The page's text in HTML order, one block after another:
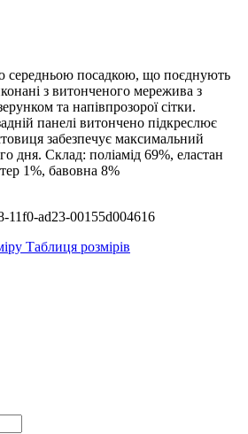
середньою посадкою, що поєднують
з витонченого мережива з
та напівпрозорої сітки.
панелі витончено підкреслює
забезпечує максимальний
дня. Склад: поліамід 69%, еластан
1%, бавовна 8%
11f0-ad23-00155d004616
Таблиця розмірів